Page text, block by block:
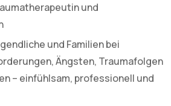
und
und Familien bei
Ängsten, Traumafolgen
– einfühlsam, professionell und